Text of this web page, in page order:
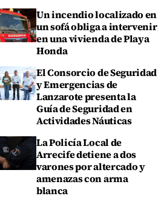
Un incendio localizado en
un sofá obliga a intervenir
en una vivienda de Playa
Honda
El Consorcio de Seguridad
y Emergencias de
Lanzarote presenta la
Guía de Seguridad en
Actividades Náuticas
La Policía Local de
Arrecife detiene a dos
varones por altercado y
amenazas con arma
blanca